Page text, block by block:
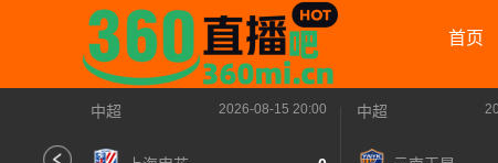
首页
中超 2026-08-15 20:00 中超